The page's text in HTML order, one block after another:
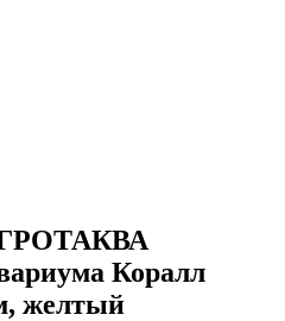
ГРОТАКВА
Коралл
желтый